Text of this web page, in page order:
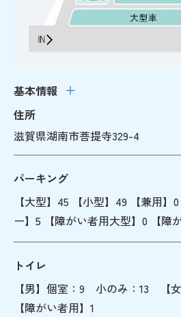
基本情報
住所
滋賀県湖南市菩提寺329-4
パーキング
【大型】45 【小型】49 【兼用
ー】5 【障がい者用大型】0 【障
トイレ
【男】個室：9 小のみ：13 【
【障がい者用】1